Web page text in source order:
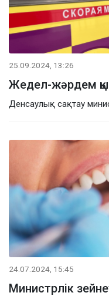
25.09.2024, 13:26
Жедел-жәрдем
Денсаулық сақтау
24.07.2024, 15:45
Министрлік